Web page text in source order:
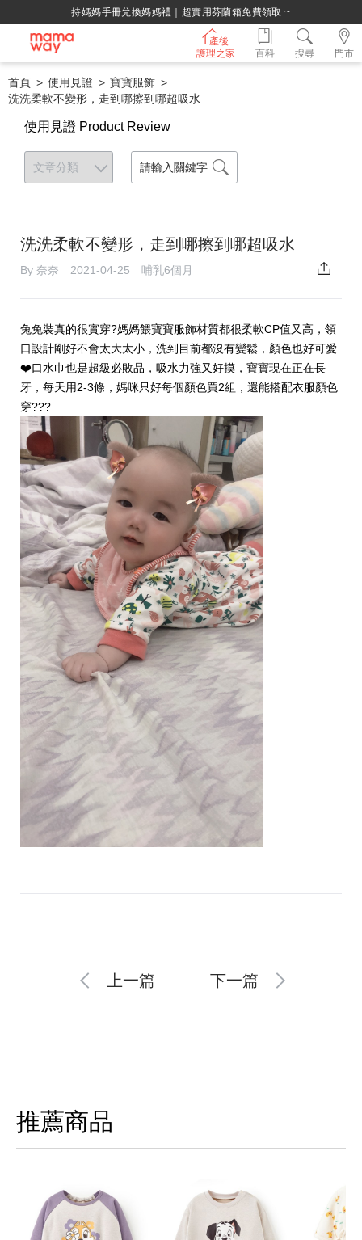
持媽媽手冊兌換媽媽禮｜超實用芬蘭箱免費領取 ~
產後
護理之家
門市
百科 搜尋
首頁 使用見證
寶寶服飾
洗洗柔軟不變形，走到哪擦到哪超吸水
使用見證 Product Review
洗洗柔軟不變形，走到哪擦到哪超吸水
By 奈奈 2021-04-25 哺乳6個月
兔兔裝真的很實穿?媽媽餵寶寶服飾材質都很柔軟CP值又高，領
口設計剛好不會太大太小，洗到目前都沒有變鬆，顏色也好可愛
❤️口水巾也是超級必敗品，吸水力強又好摸，寶寶現在正在長
牙，每天用2-3條，媽咪只好每個顏色買2組，還能搭配衣服顏色
穿???
上一篇 下一篇
推薦商品